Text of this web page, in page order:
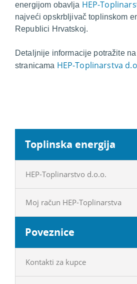
energijom obavlja HEP-
najveći opskrbljivač toplinskom
Republici Hrvatskoj.
Detaljnije informacije potražite
stranicama HEP-Toplinarstva
Toplinska energija
HEP-Toplinarstvo d.o.o.
Moj račun HEP-Toplinarstva
Poveznice
Kontakti za kupce